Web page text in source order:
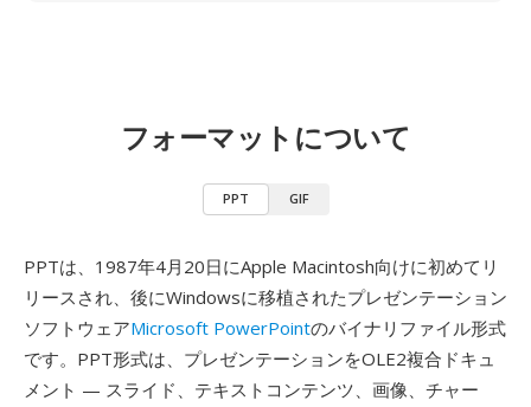
フォーマットについて
PPT GIF
PPTは、1987年4月20日にApple Macintosh向けに初めてリ
リースされ、後にWindowsに移植されたプレゼンテーション
ソフトウェアMicrosoft PowerPointのバイナリファイル形式
です。PPT形式は、プレゼンテーションをOLE2複合ドキュ
メント — スライド、テキストコンテンツ、画像、チャー